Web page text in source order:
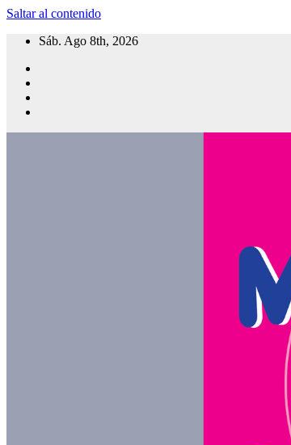
Saltar al contenido
Sáb. Ago 8th, 2026